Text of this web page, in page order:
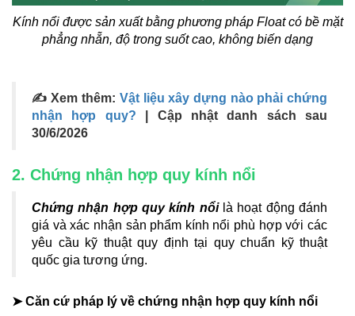
Kính nổi được sản xuất bằng phương pháp Float có bề mặt
phẳng nhẵn, độ trong suốt cao, không biến dạng
✍ Xem thêm: Vật liệu xây dựng nào phải chứng
nhận hợp quy? | Cập nhật danh sách sau
30/6/2026
2. Chứng nhận hợp quy kính nổi
Chứng nhận hợp quy kính nổi là hoạt động đánh
giá và xác nhận sản phẩm kính nổi phù hợp với các
yêu cầu kỹ thuật quy định tại quy chuẩn kỹ thuật
quốc gia tương ứng.
➤ Căn cứ pháp lý về chứng nhận hợp quy kính nổi